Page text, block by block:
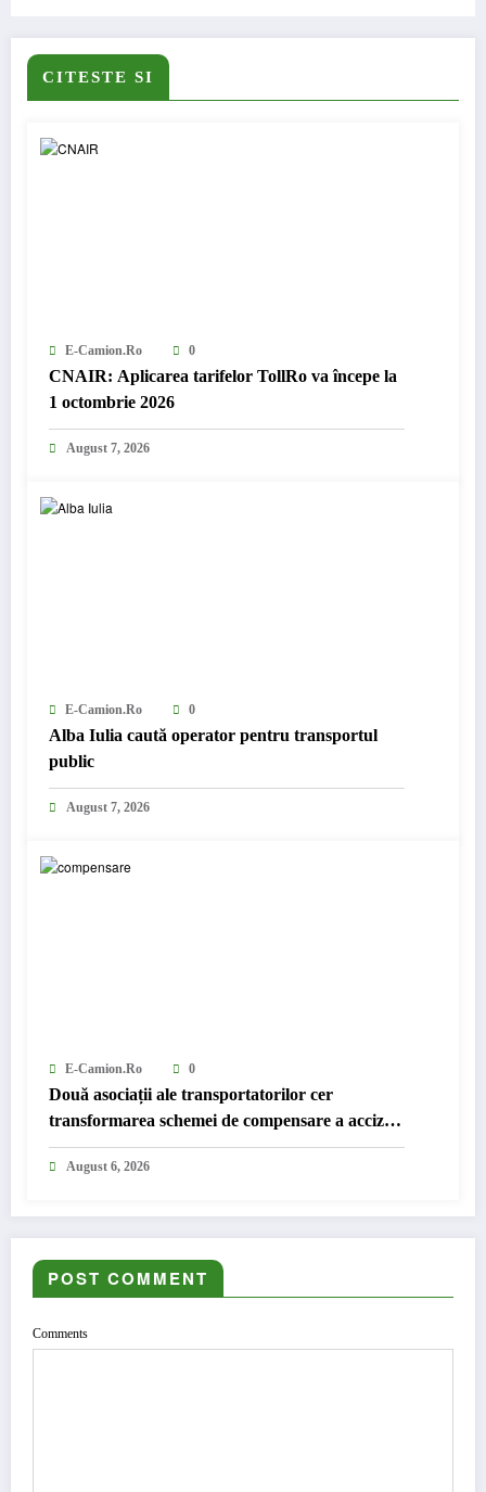
CITESTE SI
E-Camion.ro 0
CNAIR: Aplicarea tarifelor TollRo va începe la
1 octombrie 2026
August 7, 2026
E-Camion.ro 0
Alba Iulia caută operator pentru transportul
public
August 7, 2026
E-Camion.ro 0
Două asociații ale transportatorilor cer
transformarea schemei de compensare a accizei
în mecanism permanent
August 6, 2026
POST COMMENT
Comments